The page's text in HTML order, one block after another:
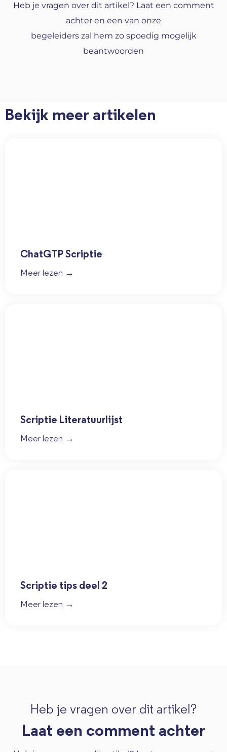
Heb je vragen over dit artikel? Laat een comment
achter en een van onze
begeleiders zal hem zo spoedig mogelijk
beantwoorden
Bekijk meer artikelen
ChatGTP Scriptie
Meer lezen →
Scriptie Literatuurlijst
Meer lezen →
Scriptie tips deel 2
Meer lezen →
Heb je vragen over dit artikel?
Laat een comment achter